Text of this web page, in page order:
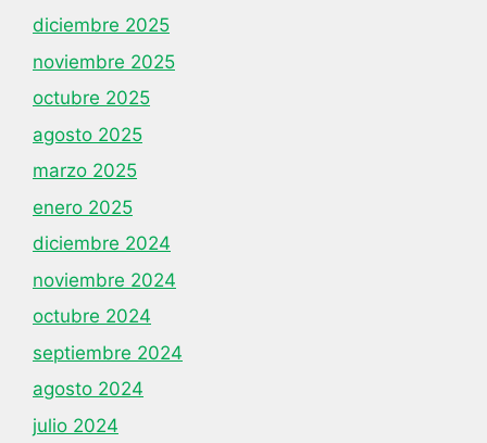
diciembre 2025
noviembre 2025
octubre 2025
agosto 2025
marzo 2025
enero 2025
diciembre 2024
noviembre 2024
octubre 2024
septiembre 2024
agosto 2024
julio 2024